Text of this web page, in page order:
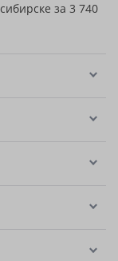
за 3 740